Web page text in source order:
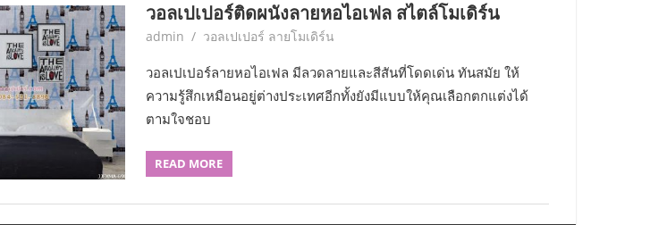
วอลเปเปอร์ติดผนังลายหอไอเฟล สไตล์โมเดิร์น
June 6, 2017
admin วอลเปเปอร์ ลายโมเดิร์น
วอลเปเปอร์ลายหอไอเฟล มีลวดลายและสีสันที่โดดเด่น ทันสมัย ให้
ความรู้สึกเหมือนอยู่ต่างประเทศอีกทั้งยังมีแบบให้คุณเลือกตกแต่งได้
ตามใจชอบ
READ MORE